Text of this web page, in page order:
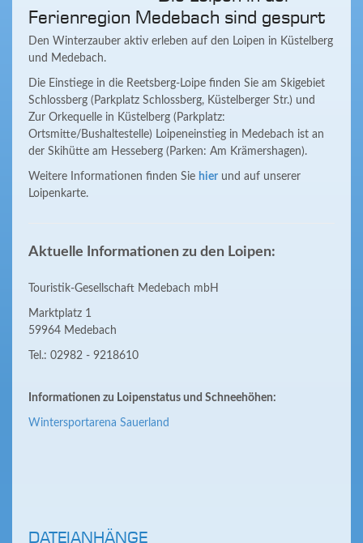
Ferienregion Medebach sind gespurt
Den Winterzauber aktiv erleben auf den Loipen in Küstelberg
und Medebach.
Die Einstiege in die Reetsberg-Loipe finden Sie am Skigebiet
Schlossberg (Parkplatz Schlossberg, Küstelberger Str.) und
Zur Orkequelle in Küstelberg (Parkplatz:
Ortsmitte/Bushaltestelle) Loipeneinstieg in Medebach ist an
der Skihütte am Hesseberg (Parken: Am Krämershagen).
Weitere Informationen finden Sie hier und auf unserer
Loipenkarte.
Aktuelle Informationen zu den Loipen:
Touristik-Gesellschaft Medebach mbH
Marktplatz 1
59964 Medebach
Tel.: 02982 - 9218610
Informationen zu Loipenstatus und Schneehöhen:
Wintersportarena Sauerland
DATEIANHÄNGE